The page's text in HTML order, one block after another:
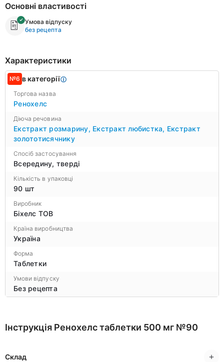
Основні властивості
Умова відпуску
без рецепта
Характеристики
№6 в категорії
Торгова назва
Ренохелс
Діюча речовина
Екстракт розмарину, Екстракт любистка, Екстракт
золототисячнику
Спосіб застосування
Всередину, тверді
Кількість в упаковці
90 шт
Виробник
Біхелс ТОВ
Країна виробництва
Україна
Форма
Таблетки
Умови відпуску
Без рецепта
Інструкція Ренохелс таблетки 500 мг №90
Склад